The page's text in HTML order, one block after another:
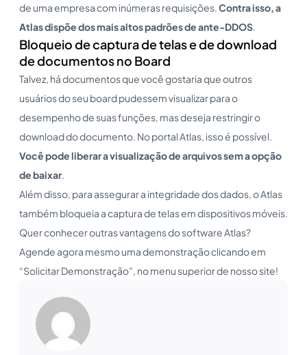
de uma empresa com inúmeras requisições.Contra isso, a
Atlas dispõe dos mais altos padrões de ante-DDOS.
Bloqueio de captura de telas e de download
de documentos no Board
Talvez, há documentos que você gostaria que outros
usuários do seu board pudessem visualizar para o
desempenho de suas funções, mas deseja restringir o
download do documento. No portal Atlas, isso é possível.
Você pode liberar a visualização de arquivos sem a opção
de baixar.
Além disso, para assegurar a integridade dos dados, o Atlas
também bloqueia a captura de telas em dispositivos móveis.
Quer conhecer outras vantagens do software Atlas?
Agende agora mesmo uma demonstração clicando em
“Solicitar Demonstração”, no menu superior de nosso site!